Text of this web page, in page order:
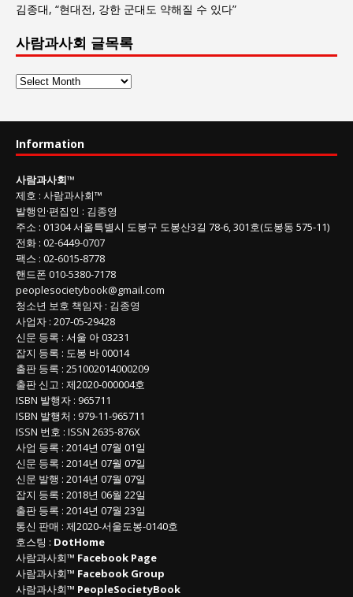
김종대, “현대전, 강한 군대도 약해질 수 있다”
사람과사회 글목록
사
회
목
록
Information
사람과사회™
제호 : 사람과사회™
발행인·편집인 : 김종영
주소 : 01304서울특별시 도봉구 도봉산3길 78-6, 301호(도봉동 575-11)
전화 : 02-6449-0707
팩스 : 02-6015-8778
핸드폰 010-5380-7178
peoplesocietybook@gmail.com
청소년 보호 책임자 : 김종영
사업자 : 207-05-29428
신문 등록 : 서울 아 03231
잡지 등록 : 도봉 바 00014
출판 등록 : 251002014000209
출판 신고 : 제2020-000004호
ISBN 발행자 : 965711
ISBN 발행처 : 979-11-965711
ISSN 번호 : ISSN 2635-876X
사업 등록 : 2014년 07월 01일
신문 등록 : 2014년 07월 07일
신문 발행 : 2014년 07월 07일
잡지 등록 : 2018년 06월 22일
출판 등록 : 2014년 07월 23일
통신 판매 : 제2020-서울도봉-0140호
호스팅 : DotHome
사람과사회™ Facebook Page
사람과사회™ Facebook Group
사람과사회™ PeopleSocietyBook